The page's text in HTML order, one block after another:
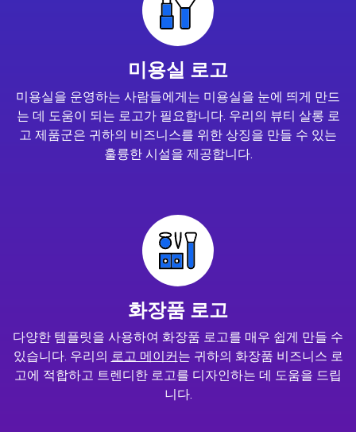
미용실 로고
미용실을 운영하는 사람들에게는 미용실을 눈에 띄게 만드
는 데 도움이 되는 로고가 필요합니다. 우리의 뷰티 살롱 로
고 제품군은 귀하의 비즈니스를 위한 상징을 만들 수 있는
훌륭한 시설을 제공합니다.
화장품 로고
다양한 템플릿을 사용하여 화장품 로고를 매우 쉽게 만들 수
있습니다. 우리의 로고 메이커는 귀하의 화장품 비즈니스 로
고에 적합하고 트렌디한 로고를 디자인하는 데 도움을 드립
니다.